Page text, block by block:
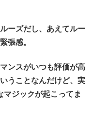
ーズだし、あえてルー
張感。
ンスがいつも評価が高
うことなんだけど、実
ジックが起こってま